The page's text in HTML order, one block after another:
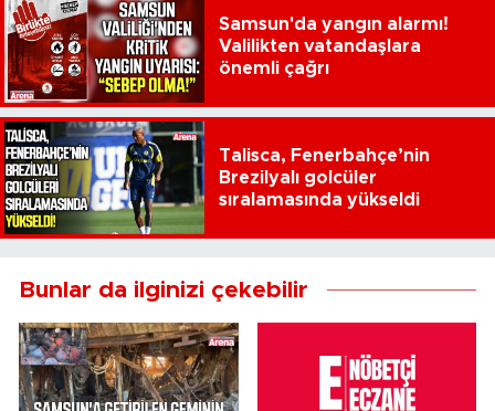
Samsun'da yangın alarmı!
Valilikten vatandaşlara
önemli çağrı
Talisca, Fenerbahçe’nin
Brezilyalı golcüler
sıralamasında yükseldi
Bunlar da ilginizi çekebilir